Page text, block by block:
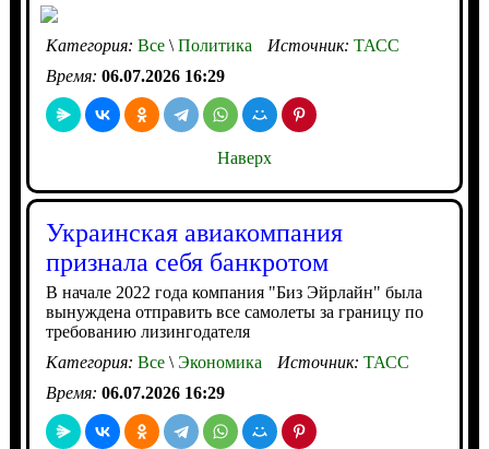
Категория: Все\Политика Источник: ТАСС
Время: 06.07.2026 16:29
Наверх
Украинская авиакомпания
признала себя банкротом
В начале 2022 года компания "Биз Эйрлайн" была
вынуждена отправить все самолеты за границу по
требованию лизингодателя
Категория: Все\Экономика Источник: ТАСС
Время: 06.07.2026 16:29